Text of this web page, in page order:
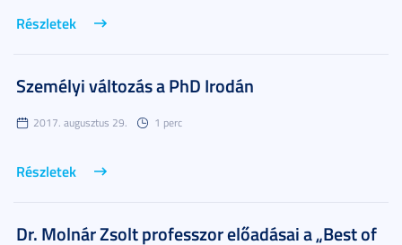
Részletek
Személyi változás a PhD Irodán
2017. augusztus 29. 1 perc
Részletek
Dr. Molnár Zsolt professzor előadásai a „Best of